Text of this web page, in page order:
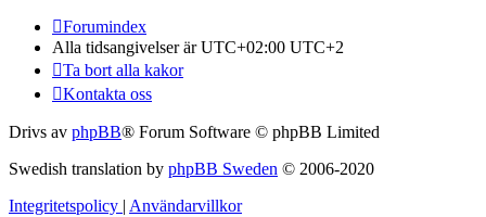
Forumindex
Alla tidsangivelser är UTC+02:00 UTC+2
Ta bort alla kakor
Kontakta oss
Drivs av phpBB® Forum Software © phpBB Limited
Swedish translation by phpBB Sweden © 2006-2020
Integritetspolicy Användarvillkor